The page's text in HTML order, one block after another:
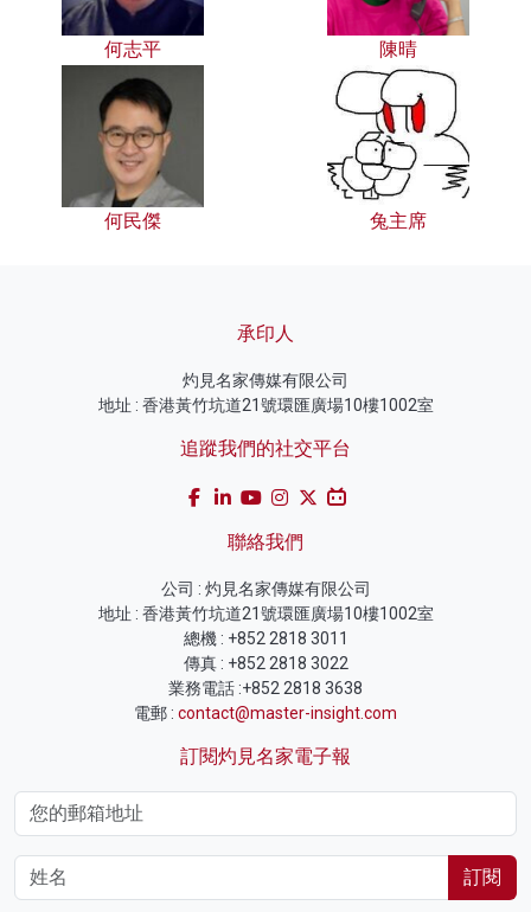
何志平 陳晴
何民傑 兔主席
承印人
灼見名家傳媒有限公司
地址 : 香港黃竹坑道21號環匯廣場10樓1002室
追蹤我們的社交平台
聯絡我們
公司 : 灼見名家傳媒有限公司
地址 : 香港黃竹坑道21號環匯廣場10樓1002室
總機 : +852 2818 3011
傳真 : +852 2818 3022
業務電話 :+852 2818 3638
電郵 : contact@master-insight.com
訂閱灼見名家電子報
訂閱